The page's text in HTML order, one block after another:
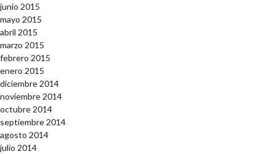
junio 2015
mayo 2015
abril 2015
marzo 2015
febrero 2015
enero 2015
diciembre 2014
noviembre 2014
octubre 2014
septiembre 2014
agosto 2014
julio 2014